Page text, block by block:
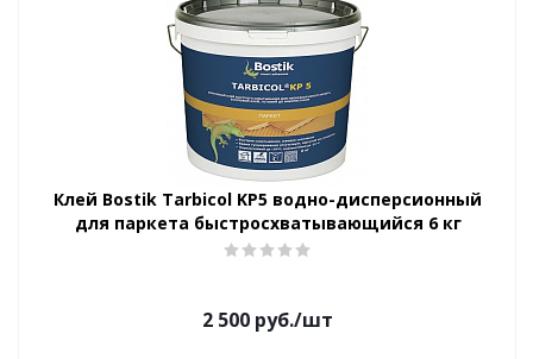
Клей Bostik Tarbicol KP5 водно-дисперсионный
для паркета быстросхватывающийся 6 кг
2 500 руб./шт